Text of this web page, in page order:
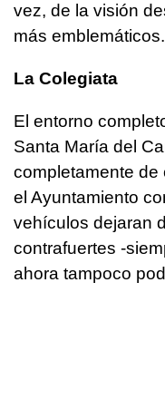
vez, de la visión
más emblemáticos.
La Colegiata
El entorno
Santa María del
completamente de
el Ayuntamiento
vehículos dejaran
contrafuertes -
ahora tampoco